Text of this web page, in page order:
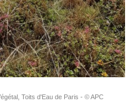
Toits d'Eau de Paris - © APC